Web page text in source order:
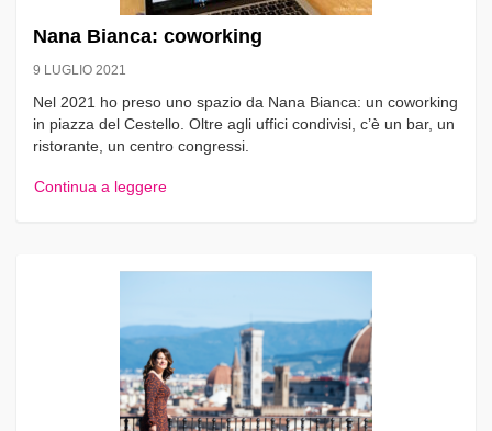
Nana Bianca: coworking
9 LUGLIO 2021
Nel 2021 ho preso uno spazio da Nana Bianca: un coworking
in piazza del Cestello. Oltre agli uffici condivisi, c’è un bar, un
ristorante, un centro congressi.
Continua a leggere